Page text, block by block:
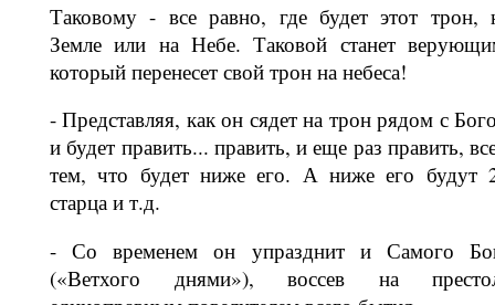
Таковому - все равно, где будет этот трон,
Земле или на Небе. Таковой станет
который перенесет свой трон на небеса!
- Представляя, как он сядет на трон рядом с
и будет править... править, и еще раз править,
тем, что будет ниже его. А ниже его будут
старца и т.д.
- Со временем он упразднит и Самого
(«Ветхого днями»), воссев на